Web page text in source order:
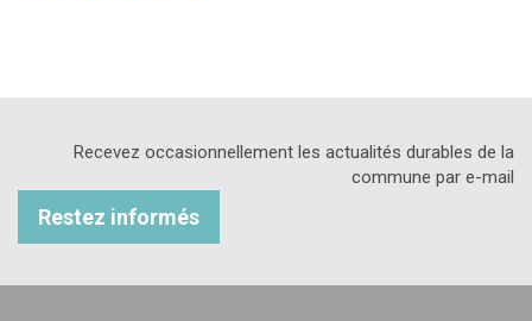
Recevez occasionnellement les actualités durables de la
commune par e-mail
Restez informés